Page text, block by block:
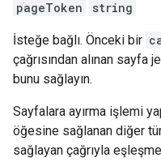
pageToken string
İsteğe bağlı. Önceki bir
çağrısından alınan sayfa
bunu sağlayın.
Sayfalara ayırma işlemi
öğesine sağlanan diğer
sağlayan çağrıyla